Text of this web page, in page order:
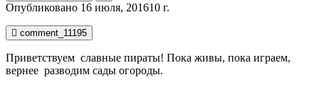
Опубликовано 16 июля, 201610 г.
comment_11195
Приветствуем славные пираты! Пока живы, пока играем,
вернее разводим сады огороды.